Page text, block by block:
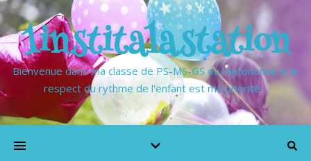
1institalastation
Bienvenue dans ma classe de PS-MS-GS où l'autonomie & le
respect du rythme de l'enfant est ma priorité…